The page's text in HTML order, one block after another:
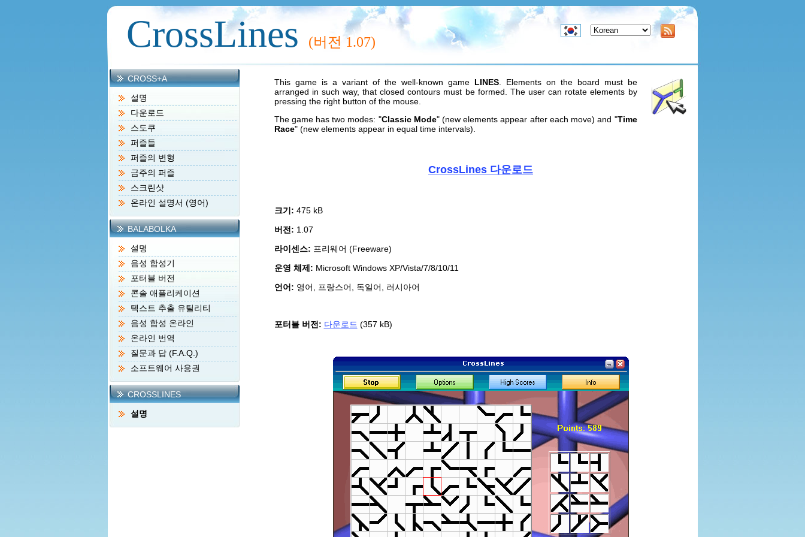
CrossLines (버전 1.07)
CROSS+A
설명
다운로드
스도쿠
퍼즐들
퍼즐의 변형
금주의 퍼즐
스크린샷
온라인 설명서 (영어)
BALABOLKA
설명
음성 합성기
포터블 버전
콘솔 애플리케이션
텍스트 추출 유틸리티
음성 합성 온라인
온라인 번역
질문과 답 (F.A.Q.)
소프트웨어 사용권
CROSSLINES
설명
This game is a variant of the well-known game LINES. Elements on the board must be
arranged in such way, that closed contours must be formed. The user can rotate elements by
pressing the right button of the mouse.
The game has two modes: "Classic Mode" (new elements appear after each move) and "Time
Race" (new elements appear in equal time intervals).
CrossLines 다운로드
크기: 475 kB
버전: 1.07
라이센스: 프리웨어 (Freeware)
운영 체제: Microsoft Windows XP/Vista/7/8/10/11
언어: 영어, 프랑스어, 독일어, 러시아어
포터블 버전: 다운로드 (357 kB)